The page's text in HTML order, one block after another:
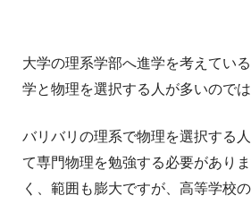
大学の理系学部へ進学を考えてい
学と物理を選択する人が多いのでは
バリバリの理系で物理を選択する
て専門物理を勉強する必要があり
く、範囲も膨大ですが、高等学校